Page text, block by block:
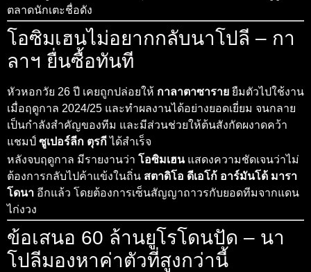
ตลาดนักเตะชื่อดัง
โอซิมเฮนไม่อยากกลับนาโปลี – กา
ลาฯ ยื่นซื้อทันที
หัวหอกวัย 26 ปี เคยถูกปล่อยให้ กาลาตาซาราย ยืมตัวไปใช้งาน
เมื่อฤดูกาล 2024/25 และทำผลงานได้อย่างยอดเยี่ยม จนกลาย
เป็นกำลังสำคัญของทีม และมีส่วนช่วยให้ต้นสังกัดผงาดคว้า
แชมป์ ซูเปอร์ลีก ตุรกีได้สำเร็จ
หลังจบฤดูกาล มีรายงานว่า โอซิมเฮนแสดงความชัดเจนว่าไม่
ต้องการกลับไปค้าแข้งในถิ่น สตาดิโอ ดีเอโก้ อาร์มันโด้ มารา
โดนา อีกแล้ว โดยต้องการเซ็นสัญญาถาวรกับยอดทีมจากแดน
ไก่งวง
ข้อเสนอ 60 ล้านยูโรโดนปัด – นา
โปลีมองหาค่าตัวที่สูงกว่านี้